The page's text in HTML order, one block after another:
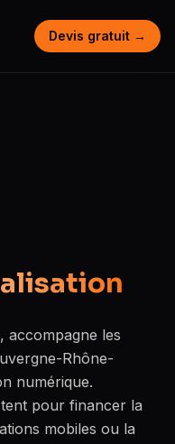
Devis gratuit →
accompagne les
Rhône-
numérique.
pour financer la
mobiles ou la